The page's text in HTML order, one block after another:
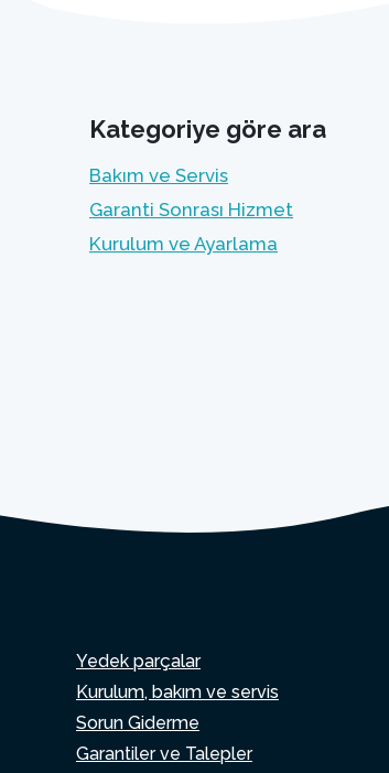
Kategoriye göre ara
Bakım ve Servis
Garanti Sonrası Hizmet
Kurulum ve Ayarlama
Yedek parçalar
Kurulum, bakım ve servis
Sorun Giderme
Garantiler ve Talepler